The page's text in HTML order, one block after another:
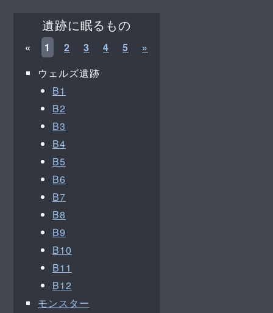
遺跡に眠るもの
« 1 2 3 4 5
»
ウェルズ遺跡
B1
B2
B3
B4
B5
B6
B7
B8
B9
B10
B11
B12
モンスター